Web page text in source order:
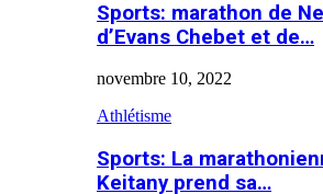
Sports: marathon de
d’Evans Chebet et de…
novembre 10, 2022
Athlétisme
Sports: La
Keitany prend sa…